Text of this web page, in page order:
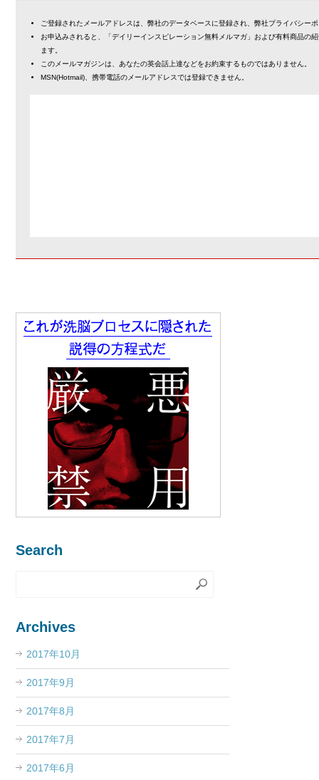
ご登録されたメールアドレスは、弊社のデータベースに登録され、弊社プライバシー
お申込みされると、「デイリーインスピレーション無料メルマガ」および有料商品の
ます。
このメールマガジンは、あなたの英会話上達などをお約束するものではありません。
MSN(Hotmail)、携帯電話のメールアドレスでは登録できません。
Search
Archives
2017年10月
2017年9月
2017年8月
2017年7月
2017年6月